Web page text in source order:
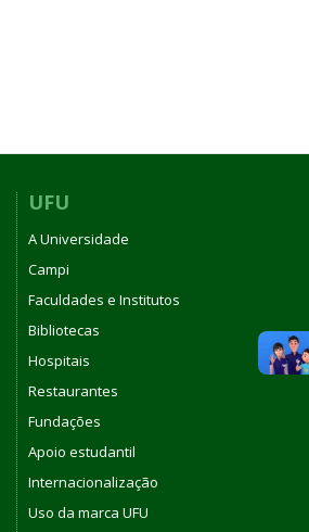
UFU
A Universidade
Campi
Faculdades e Institutos
Bibliotecas
Hospitais
Restaurantes
Fundações
Apoio estudantil
Internacionalização
Uso da marca UFU